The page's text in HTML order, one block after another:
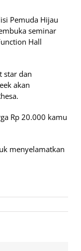
Pemuda Hijau
seminar
Hall
star dan
akan
Rp 20.000 kamu
menyelamatkan